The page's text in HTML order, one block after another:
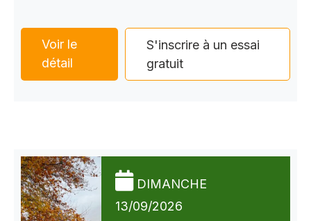
Voir le
détail
S'inscrire à un essai
gratuit
DIMANCHE
13/09/2026